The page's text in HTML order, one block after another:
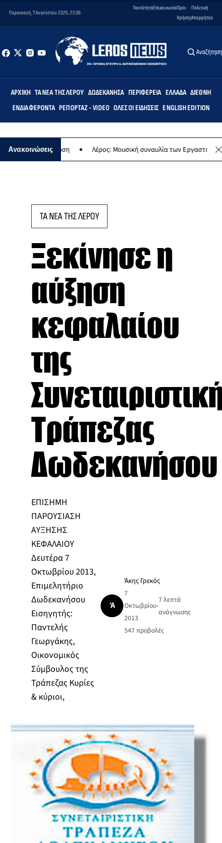
Παρασκευή, 7 Αυγούστου 2026, 23:06
ΤαυτότηταΕπικοινωνίαΌροι
Χρήσης
Πολιτική
Απορρήτου
Αναζήτηση
ΑΡΧΙΚΉ ΤΑ ΝΈΑ ΤΗΣ ΛΈΡΟΥ ΔΩΔΕΚΆΝΗΣΑ ΠΕΡΙΦΈΡΕΙΑ ΕΛΛΆΔΑ ΔΙΕΘΝΉ
ΕΝΔΙΑΦΈΡΟΝΤΑ ΡΕΠΟΡΤΆΖ - VIDEO ΌΛΕΣ ΟΙ ΕΙΔΉΣΕΙΣ ENGLISH EDITION
Ανακοινώσεις
εκδήλωση Λέρος: Μουσική συναυλία των Εργαστηρίων
ΤΑ ΝΕΑ ΤΗΣ ΛΕΡΟΥ
Ξεκίνησε η
αύξηση
κεφαλαίου
της
Τράπεζας
Δωδεκανήσου
ΕΠΙΣΗΜΗ
ΠΑΡΟΥΣΙΑΣΗ
ΑΥΞΗΣΗΣ
ΚΕΦΑΛΑΙΟΥ
Δευτέρα 7
Οκτωβρίου 2013,
Επιμελητήριο
Δωδεκανήσου
Εισηγητής:
Παντελής
Γεωργάκης,
Οικονομικός
Σύμβουλος της
Τράπεζας Κυρίες
& κύριοι,
Ά
Άκης Γρεκός
7
Οκτωβρίου
2013
•
7 λεπτά
ανάγνωσης
547 προβολές